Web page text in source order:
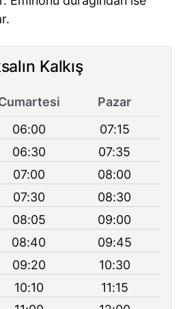
Kalkış
Pazar
06:00
07:15
06:30
07:35
07:00
08:00
07:30
08:30
08:05
09:00
08:40
09:45
09:20
10:30
10:10
11:15